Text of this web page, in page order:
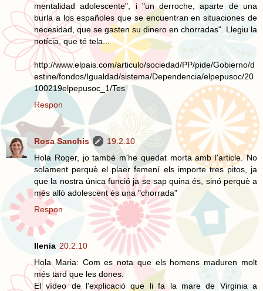
mentalidad adolescente", i "un derroche, aparte de una
burla a los españoles que se encuentran en situaciones de
necesidad, que se gasten su dinero en chorradas". Llegiu la
notícia, que té tela...
http://www.elpais.com/articulo/sociedad/PP/pide/Gobierno/d
estine/fondos/Igualdad/sistema/Dependencia/elpepusoc/20
100219elpepusoc_1/Tes
Respon
Rosa Sanchis
19.2.10
Hola Roger, jo també m'he quedat morta amb l'article. No
solament perquè el plaer femení els importe tres pitos, ja
que la nostra única funció ja se sap quina és, sinó perquè a
més allò adolescent és una "chorrada"
Respon
Ilenia 20.2.10
Hola Maria: Com es nota que els homens maduren molt
més tard que les dones.
El vídeo de l'explicació que li fa la mare de Virginia a